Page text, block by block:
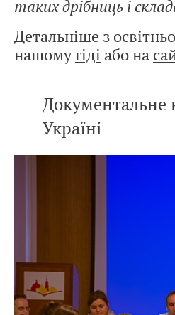
таких дрібниць і
Детальніше з
нашомугіді або на
Документальне
Україні